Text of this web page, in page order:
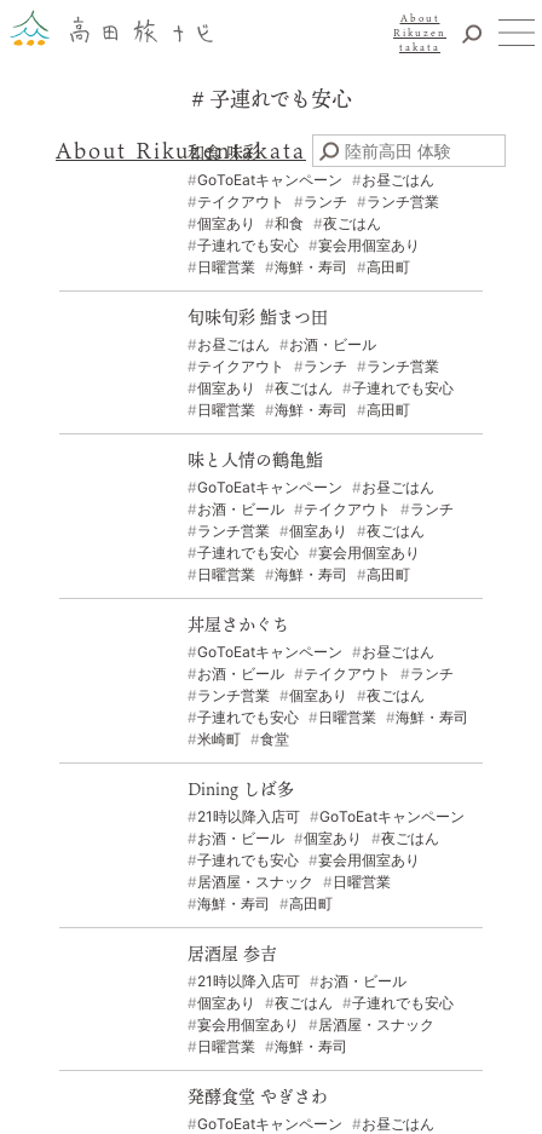
About Rikuzentakata
子連れでも安心
和食 味彩
GoToEatキャンペーン
お昼ごはん
テイクアウト
ランチ
ランチ営業
個室あり
和食
夜ごはん
子連れでも安心
宴会用個室あり
日曜営業
海鮮・寿司 高田町
旬味旬彩 鮨まつ田
お昼ごはん
お酒・ビール
テイクアウト
ランチ
ランチ営業
個室あり
夜ごはん
子連れでも安心
日曜営業
海鮮・寿司 高田町
味と人情の鶴亀鮨
GoToEatキャンペーン
お昼ごはん
お酒・ビール
テイクアウト
ランチ
ランチ営業
個室あり
夜ごはん
子連れでも安心
宴会用個室あり
日曜営業
海鮮・寿司 高田町
丼屋さかぐち
GoToEatキャンペーン
お昼ごはん
お酒・ビール
テイクアウト
ランチ
ランチ営業
個室あり
夜ごはん
子連れでも安心
日曜営業
海鮮・寿司
米崎町
食堂
Dining しば多
21時以降入店可
GoToEatキャンペーン
お酒・ビール
個室あり
夜ごはん
子連れでも安心
宴会用個室あり
居酒屋・スナック
日曜営業
海鮮・寿司
高田町
居酒屋 参吉
21時以降入店可
お酒・ビール
個室あり
夜ごはん
子連れでも安心
宴会用個室あり
居酒屋・スナック
日曜営業
海鮮・寿司
発酵食堂 やぎさわ
GoToEatキャンペーン
お昼ごはん
About
Rikuzen
takata
震災復興
食事・グルメ
イベント
アクセス
お知らせ
YouTubeチャンネル
交通・観光サービス
観光のことならまずはココ！
陸前高田市観光物産協会
お問い合わせ
© 2022 一般社団法人 陸前高田市観光物産協会 All Rights Reserved.
Designed byKESENNUMA DESIGN